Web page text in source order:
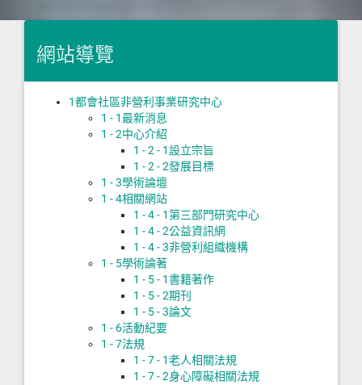
網站導覽
1都會社區非營利事業研究中心
1 - 1最新消息
1 - 2中心介紹
1 - 2 - 1設立宗旨
1 - 2 - 2發展目標
1 - 3學術論壇
1 - 4相關網站
1 - 4 - 1第三部門研究中心
1 - 4 - 2公益資訊網
1 - 4 - 3非營利組織機構
1 - 5學術論著
1 - 5 - 1書籍著作
1 - 5 - 2期刊
1 - 5 - 3論文
1 - 6活動紀要
1 - 7法規
1 - 7 - 1老人相關法規
1 - 7 - 2身心障礙相關法規